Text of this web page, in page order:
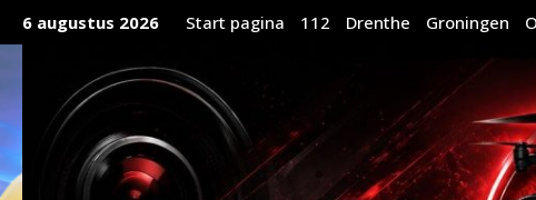
naar
6 augustus 2026 Start pagina 112 Drenthe Groningen